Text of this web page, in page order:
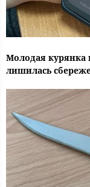
Молодая курянка
лишилась